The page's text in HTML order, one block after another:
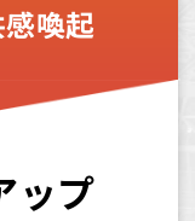
喚起
ップ